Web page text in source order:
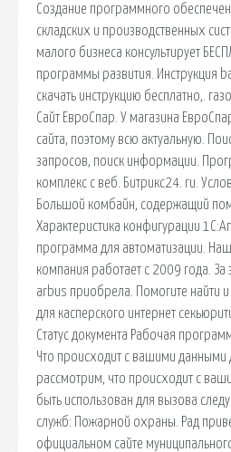
Создание программного
складских и производственных
малого бизнеса консультирует
программы развития. Инструкция
скачать инструкцию бесплатно,.
Сайт ЕвроСпар. У магазина
сайта, поэтому всю актуальную.
запросов, поиск информации.
комплекс с веб. Битрикс24. ru.
Большой комбайн, содержащий
Характеристика конфигурации
программа для автоматизации.
компания работает с 2009 года.
arbus приобрела. Помогите найти
для касперского интернет
Статус документа Рабочая
Что происходит с вашими данными
рассмотрим, что происходит с
быть использован для вызова
служб: Пожарной охраны. Рад
официальном сайте